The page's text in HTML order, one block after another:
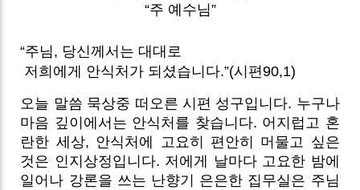
“주 예수님”
“주님, 당신께서는 대대로
저희에게 안식처가 되셨습니다.”(시편90,1)
오늘 말씀 묵상중 떠오른 시편 성구입니다. 누구나
마음 깊이에서는 안식처를 찾습니다. 어지럽고 혼
란한 세상, 안식처에 고요히 편안히 머물고 싶은
것은 인지상정입니다. 저에게 날마다 고요한 밤에
일어나 강론을 쓰는 난향기 은은한 집무실은 주님